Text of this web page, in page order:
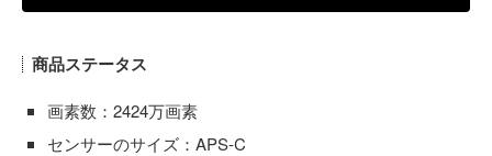
商品ステータス
画素数：2424万画素
センサーのサイズ：APS-C